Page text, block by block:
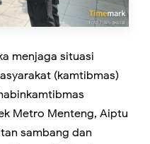
menjaga situasi
(kamtibmas)
Metro Menteng, Aiptu
sambang dan